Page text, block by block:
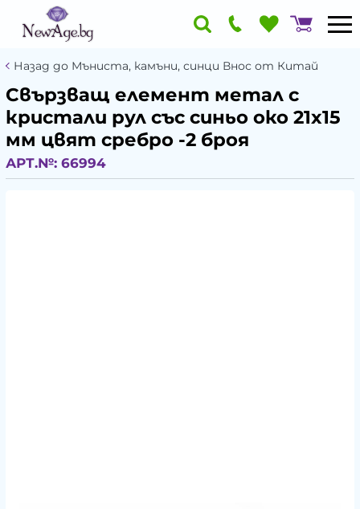
Назад до Мъниста, камъни, синци Внос от Китай
Свързващ елемент метал с
кристали рул със синьо око 21x15
мм цвят сребро -2 броя
АРТ.№: 66994